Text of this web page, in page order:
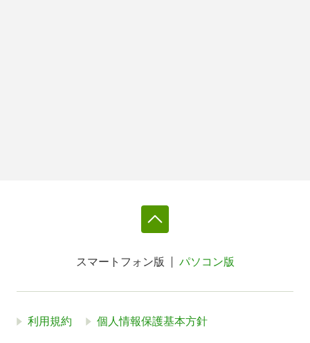
スマートフォン版 パソコン版
利用規約 個人情報保護基本方針